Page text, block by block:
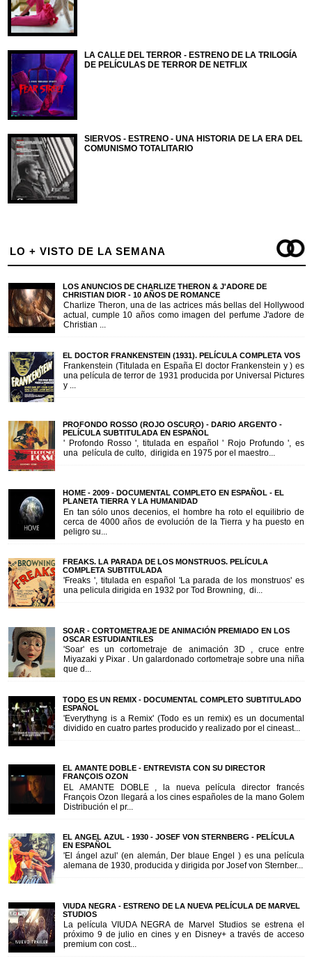
LA CALLE DEL TERROR - ESTRENO DE LA TRILOGÍA
DE PELÍCULAS DE TERROR DE NETFLIX
SIERVOS - ESTRENO - UNA HISTORIA DE LA ERA DEL
COMUNISMO TOTALITARIO
LO + VISTO DE LA SEMANA
LOS ANUNCIOS DE CHARLIZE THERON & J'ADORE DE
CHRISTIAN DIOR - 10 AÑOS DE ROMANCE
Charlize Theron, una de las actrices más bellas del Hollywood
actual, cumple 10 años como imagen del perfume J'adore de
Christian ...
EL DOCTOR FRANKENSTEIN (1931). PELÍCULA COMPLETA VOS
Frankenstein (Titulada en España El doctor Frankenstein y ) es
una película de terror de 1931 producida por Universal Pictures
y ...
PROFONDO ROSSO (ROJO OSCURO) - DARIO ARGENTO -
PELÍCULA SUBTITULADA EN ESPAÑOL
' Profondo Rosso ', titulada en español ' Rojo Profundo ', es
una película de culto, dirigida en 1975 por el maestro...
HOME - 2009 - DOCUMENTAL COMPLETO EN ESPAÑOL - EL
PLANETA TIERRA Y LA HUMANIDAD
En tan sólo unos decenios, el hombre ha roto el equilibrio de
cerca de 4000 años de evolución de la Tierra y ha puesto en
peligro su...
FREAKS. LA PARADA DE LOS MONSTRUOS. PELÍCULA
COMPLETA SUBTITULADA
'Freaks ', titulada en español 'La parada de los monstruos' es
una pelicula dirigida en 1932 por Tod Browning, di...
SOAR - CORTOMETRAJE DE ANIMACIÓN PREMIADO EN LOS
OSCAR ESTUDIANTILES
'Soar' es un cortometraje de animación 3D , cruce entre
Miyazaki y Pixar . Un galardonado cortometraje sobre una niña
que d...
TODO ES UN REMIX - DOCUMENTAL COMPLETO SUBTITULADO
ESPAÑOL
'Everythyng is a Remix' (Todo es un remix) es un documental
dividido en cuatro partes producido y realizado por el cineast...
EL AMANTE DOBLE - ENTREVISTA CON SU DIRECTOR
FRANÇOIS OZON
EL AMANTE DOBLE , la nueva película director francés
François Ozon llegará a los cines españoles de la mano Golem
Distribución el pr...
EL ANGEL AZUL - 1930 - JOSEF VON STERNBERG - PELÍCULA
EN ESPAÑOL
'El ángel azul' (en alemán, Der blaue Engel ) es una película
alemana de 1930, producida y dirigida por Josef von Sternber...
VIUDA NEGRA - ESTRENO DE LA NUEVA PELÍCULA DE MARVEL
STUDIOS
La película VIUDA NEGRA de Marvel Studios se estrena el
próximo 9 de julio en cines y en Disney+ a través de acceso
premium con cost...